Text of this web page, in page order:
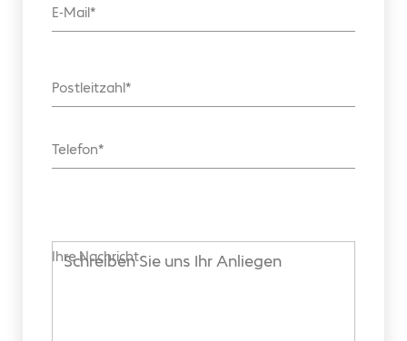
E-Mail
Postleitzahl
Telefon
Ihre Nachricht